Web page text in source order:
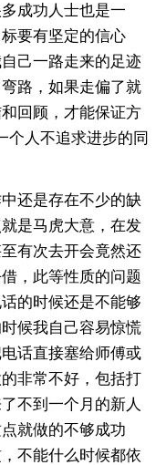
成功人士也是一
要有坚定的信心
己一路走来的足迹
路，如果走偏了就
回顾，才能保证方
个人不追求进步的同
还是存在不少的缺
是马虎大意，在发
有次去开会竟然还
，此等性质的问题
的时候还是不能够
候我自己容易惊慌
话直接塞给师傅或
非常不好，包括打
不到一个月的新人
就做的不够成功
不能什么时候都依